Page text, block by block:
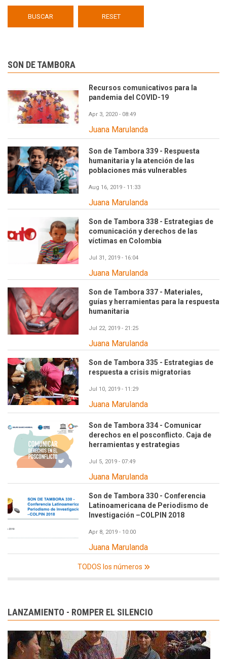
SON DE TAMBORA
Recursos comunicativos para la
pandemia del COVID-19
Apr 3, 2020 - 08:49
Juana Marulanda
Son de Tambora 339 - Respuesta
humanitaria y la atención de las
poblaciones más vulnerables
Aug 16, 2019 - 11:33
Juana Marulanda
Son de Tambora 338 - Estrategias de
comunicación y derechos de las
víctimas en Colombia
Jul 31, 2019 - 16:04
Juana Marulanda
Son de Tambora 337 - Materiales,
guías y herramientas para la respuesta
humanitaria
Jul 22, 2019 - 21:25
Juana Marulanda
Son de Tambora 335 - Estrategias de
respuesta a crisis migratorias
Jul 10, 2019 - 11:29
Juana Marulanda
Son de Tambora 334 - Comunicar
derechos en el posconflicto. Caja de
herramientas y estrategias
Jul 5, 2019 - 07:49
Juana Marulanda
Son de Tambora 330 - Conferencia
Latinoamericana de Periodismo de
Investigación –COLPIN 2018
Apr 8, 2019 - 10:00
Juana Marulanda
TODOS los números
LANZAMIENTO - ROMPER EL SILENCIO